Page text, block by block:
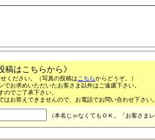
稿はこちらから》
ください。（写真の投稿は こちらからどうぞ。）
お求めいただいたお客さま以外はご遠慮下さい。
でご了承下さい。
はお答えできませんので、お電話でお問い合わせ下さ
（本名じゃなくてもＯＫ。「お客さま